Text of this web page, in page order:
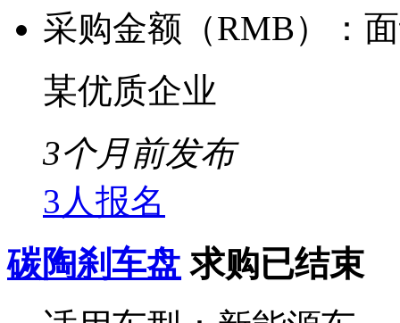
采购金额（RMB）：
某优质企业
3个月前发布
3人报名
碳陶刹车盘 求购已结束